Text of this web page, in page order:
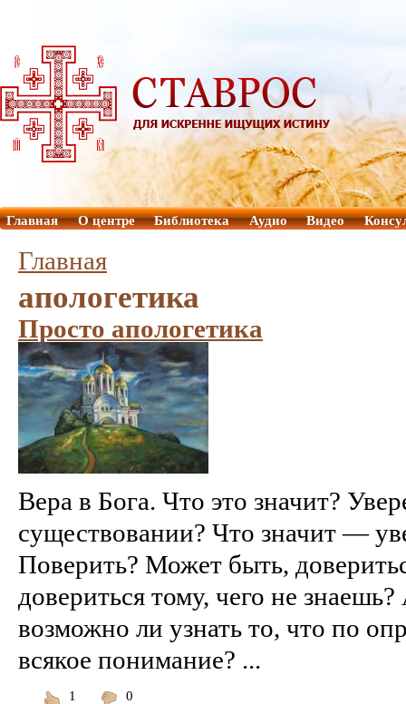
Главная О центре Библиотека Аудио Видео
Главная
апологетика
Просто апологетика
Вера в Бога. Что это значит?
существовании? Что значит —
Поверить? Может быть,
довериться тому, чего не
возможно ли узнать то, что по
всякое понимание? ...
1
0